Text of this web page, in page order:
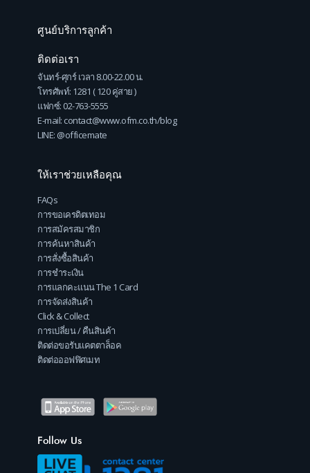
ศูนย์บริการลูกค้า
ติดต่อเรา
จันทร์-ศุกร์ เวลา 8.00-22.00 น.
โทรศัพท์: 1281 ( 120 คู่สาย )
แฟกซ์: 02-763-5555
E-mail: contact@www.ofm.co.th/blog
LINE: @officemate
ให้เราช่วยเหลือคุณ
FAQs
การขอเครดิตเทอม
การสมัครสมาชิก
การค้นหาสินค้า
การสั่งซื้อสินค้า
การชำระเงิน
การแลกคะแนน The 1 Card
การจัดส่งสินค้า
Click & Collect
การเปลี่ยน / คืนสินค้า
ติดต่อขอรับแคตตาล็อค
ติดต่อออฟฟิศเมท
Follow Us